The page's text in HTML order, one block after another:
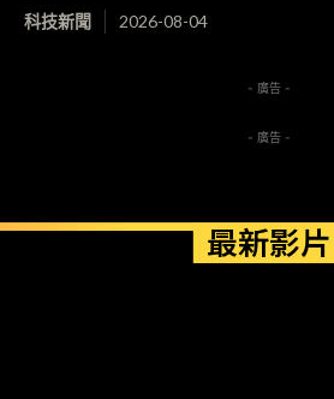
科技新聞 2026-08-04
- 廣告 -
- 廣告 -
最新影片